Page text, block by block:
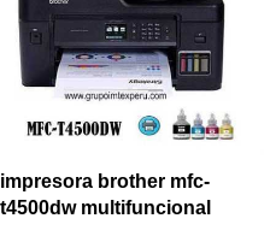
impresora brother mfc-
t4500dw multifuncional